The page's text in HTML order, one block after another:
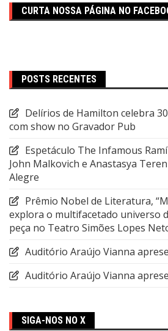
CURTA NOSSA PÁGINA NO
POSTS RECENTES
Delírios de Hamilton celebra
com show no Gravador Pub
Espetáculo The Infamous
John Malkovich e Anastasya
Alegre
Prêmio Nobel de Literatura,
explora o multifacetado universo
peça no Teatro Simões Lopes
Auditório Araújo Vianna
Auditório Araújo Vianna
SIGA-NOS NO X